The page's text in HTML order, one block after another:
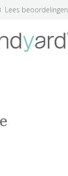
Lees beoordelingen